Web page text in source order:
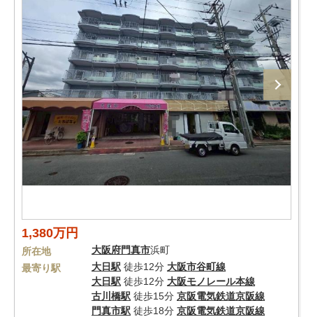
1,380万円
所在地 大阪府門真市浜町
最寄り駅
大日駅 徒歩12分 大阪市谷町線
大日駅 徒歩12分 大阪モノレール本線
古川橋駅 徒歩15分 京阪電気鉄道京阪線
門真市駅 徒歩18分 京阪電気鉄道京阪線